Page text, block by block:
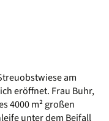
am
eröffnet. Frau Buhr,
4000 m² großen
unter dem Beifall